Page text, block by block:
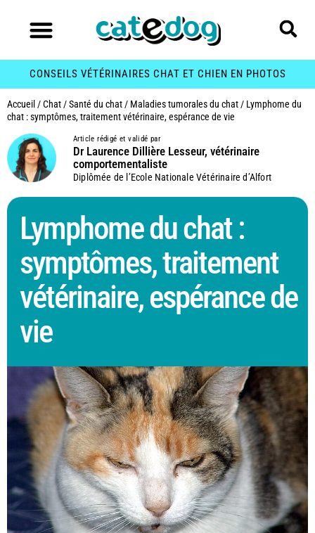
CONSEILS VÉTÉRINAIRES CHAT ET CHIEN EN PHOTOS
Accueil /Chat /Santé du chat / Maladies tumorales du chat / Lymphome du
chat : symptômes, traitement vétérinaire, espérance de vie
Article rédigé et validé par
Dr Laurence Dillière Lesseur, vétérinaire
comportementaliste
Diplômée de l’Ecole Nationale Vétérinaire d’Alfort
Lymphome du chat :
symptômes, traitement
vétérinaire, espérance de
vie